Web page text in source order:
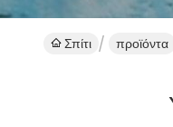
Σπίτι προϊόντα